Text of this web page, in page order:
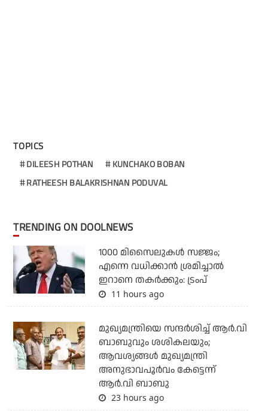
TOPICS
DILEESH POTHAN
KUNCHAKO BOBAN
RATHEESH BALAKRISHNAN PODUVAL
TRENDING ON DOOLNEWS
1000 മിസൈലുകള്‍ സജ്ജം;
എന്നെ വധിക്കാന്‍ ശ്രമിച്ചാല്‍
ഇറാനെ തകര്‍ക്കും: ട്രംപ്
11 hours ago
മുഖ്യമന്ത്രിയെ സന്ദര്‍ശിച്ച് ആര്‍.വി
ബാബുവും ശശികലയും;
ആവശ്യങ്ങള്‍ മുഖ്യമന്ത്രി
അനുഭാവപൂര്‍വം കേട്ടെന്ന്
ആര്‍.വി ബാബു
23 hours ago